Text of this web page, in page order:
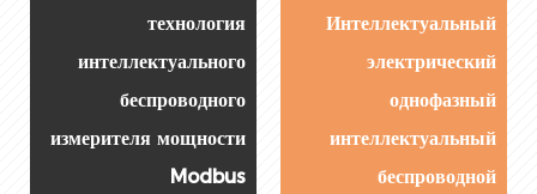
технология
интеллектуального
беспроводного
измерителя мощности
Modbus
Интеллектуальный
электрический
однофазный
интеллектуальный
беспроводной